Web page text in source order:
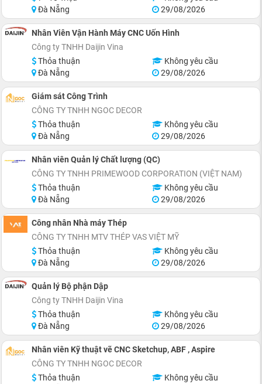
Đà Nẵng
29/08/2026
Nhân Viên Vận Hành Máy CNC Uốn Hình
Công ty TNHH Daijin Vina
Thỏa thuận
Không yêu cầu
Đà Nẵng
29/08/2026
Giám sát Công Trình
CÔNG TY TNHH NGOC DECOR
Thỏa thuận
Không yêu cầu
Đà Nẵng
29/08/2026
Nhân viên Quản lý Chất lượng (QC)
CÔNG TY TNHH PRIMEWOOD CORPORATION (VIỆT NAM)
Thỏa thuận
Không yêu cầu
Đà Nẵng
29/08/2026
Công nhân Nhà máy Thép
CÔNG TY TNHH MTV THÉP VAS VIỆT MỸ
Thỏa thuận
Không yêu cầu
Đà Nẵng
29/08/2026
Quản lý Bộ phận Dập
Công ty TNHH Daijin Vina
Thỏa thuận
Không yêu cầu
Đà Nẵng
29/08/2026
Nhân viên Kỹ thuật vẽ CNC Sketchup, ABF , Aspire
CÔNG TY TNHH NGOC DECOR
Thỏa thuận
Không yêu cầu